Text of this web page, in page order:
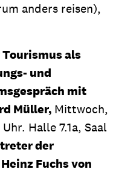
anders reisen),
Tourismus als
und
mit
Müller, Mittwoch,
Halle 7.1a, Saal
der
Fuchs von